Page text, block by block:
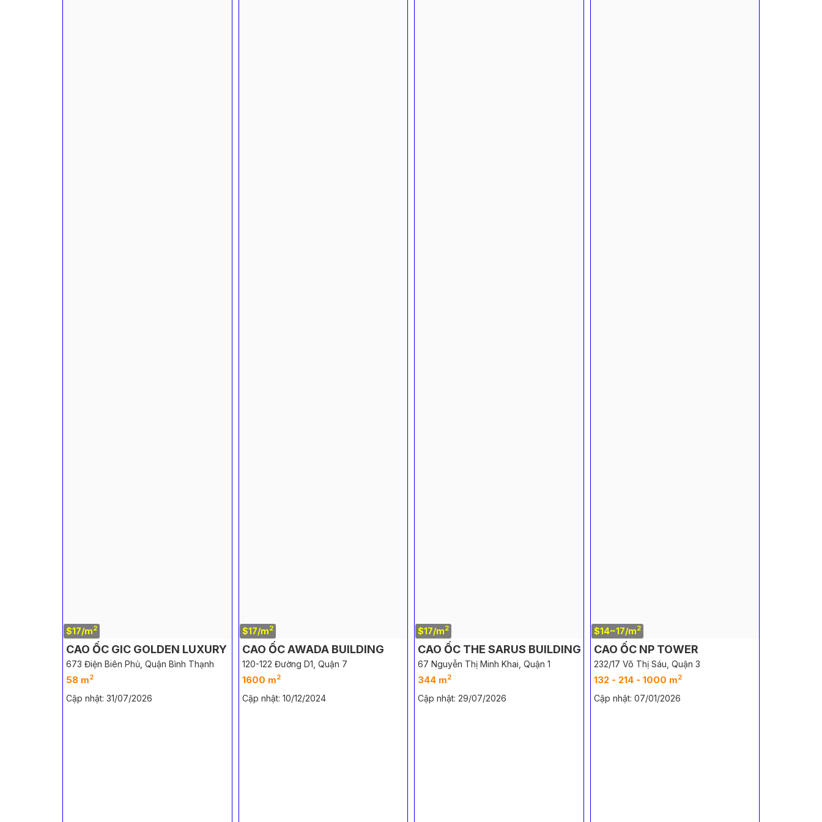
$17/m2
CAO ỐC GIC GOLDEN LUXURY
673 Điện Biên Phủ, Quận Bình Thạnh
58 m2
Cập nhật: 31/07/2026
$17/m2
CAO ỐC AWADA BUILDING
120-122 Đường D1, Quận 7
1600 m2
Cập nhật: 10/12/2024
$17/m2
CAO ỐC THE SARUS BUILDING
67 Nguyễn Thị Minh Khai, Quận 1
344 m2
Cập nhật: 29/07/2026
$14~17/m2
CAO ỐC NP TOWER
232/17 Võ Thị Sáu, Quận 3
132 - 214 - 1000 m2
Cập nhật: 07/01/2026